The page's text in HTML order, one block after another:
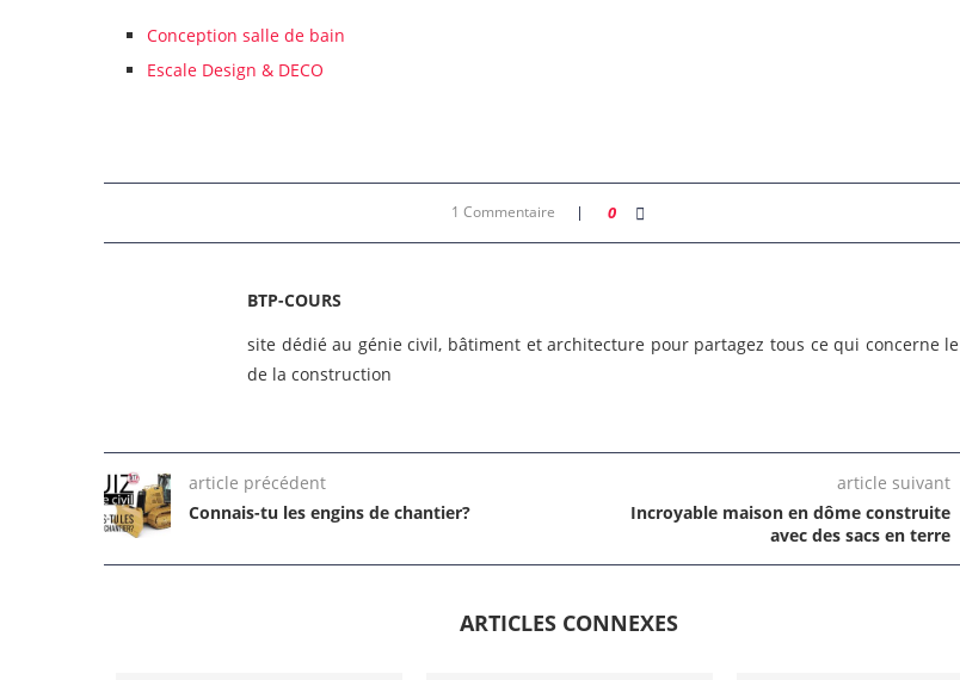
Conception salle de bain
Escale Design & DECO
1 Commentaire 0
BTP-COURS
site dédié au génie civil, bâtiment et architecture pour partagez tous ce qui concerne
de la construction
article précédent
Connais-tu les engins de chantier?
article suivant
Incroyable maison en dôme construite
avec des sacs en terre
ARTICLES CONNEXES